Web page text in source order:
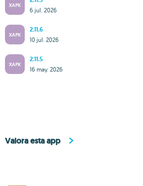
XAPK
6 jul. 2026
XAPK
2.11.6
10 jul. 2026
XAPK
2.11.5
16 may. 2026
Valora esta app